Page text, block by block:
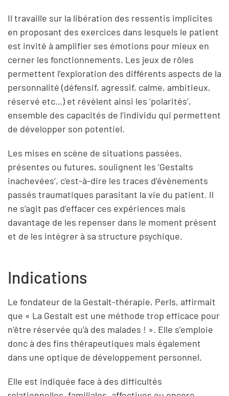
Il travaille sur la libération des ressentis implicites
en proposant des exercices dans lesquels le patient
est invité à amplifier ses émotions pour mieux en
cerner les fonctionnements. Les jeux de rôles
permettent l’exploration des différents aspects de la
personnalité (défensif, agressif, calme, ambitieux,
réservé etc…) et révèlent ainsi les ‘polarités’,
ensemble des capacités de l’individu qui permettent
de développer son potentiel.
Les mises en scène de situations passées,
présentes ou futures, soulignent les ‘Gestalts
inachevées’, c'est-à-dire les traces d’évènements
passés traumatiques parasitant la vie du patient. Il
ne s’agit pas d’effacer ces expériences mais
davantage de les repenser dans le moment présent
et de les intégrer à sa structure psychique.
Indications
Le fondateur de la Gestalt-thérapie, Perls, affirmait
que « La Gestalt est une méthode trop efficace pour
n’être réservée qu’à des malades ! ». Elle s’emploie
donc à des fins thérapeutiques mais également
dans une optique de développement personnel.
Elle est indiquée face à des difficultés